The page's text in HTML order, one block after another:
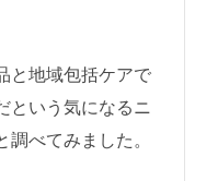
と地域包括ケアで
という気になるニ
べてみました。